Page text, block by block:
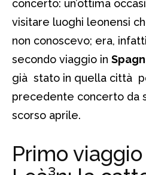
concerto: un’ottima
visitare luoghi leonensi
non conoscevo; era,
secondo viaggio in
già stato in quella città
precedente concerto da
scorso aprile.
Primo viaggio